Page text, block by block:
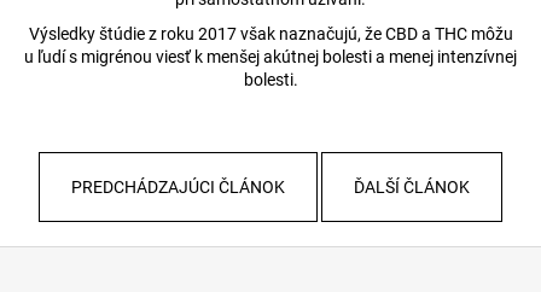
Výsledky štúdie z roku 2017 však naznačujú, že CBD a THC môžu
u ľudí s migrénou viesť k menšej akútnej bolesti a menej intenzívnej
bolesti.
PREDCHÁDZAJÚCI ČLÁNOK ĎALŠÍ ČLÁNOK